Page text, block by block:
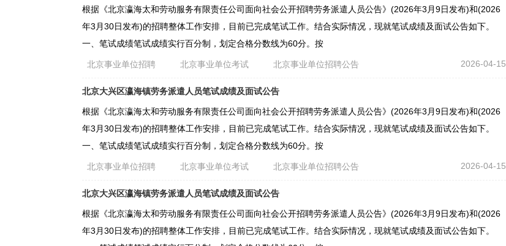
根据《北京瀛海太和劳动服务有限责任公司面向社会公开招聘劳务派遣人员公告》(2026年3月9日发布)和(2026
年3月30日发布)的招聘整体工作安排，目前已完成笔试工作。结合实际情况，现就笔试成绩及面试公告如下。
一、笔试成绩笔试成绩实行百分制，划定合格分数线为60分。按
2026-04-15
北京事业单位招聘 北京事业单位考试 北京事业单位招聘公告
北京大兴区瀛海镇劳务派遣人员笔试成绩及面试公告
根据《北京瀛海太和劳动服务有限责任公司面向社会公开招聘劳务派遣人员公告》(2026年3月9日发布)和(2026
年3月30日发布)的招聘整体工作安排，目前已完成笔试工作。结合实际情况，现就笔试成绩及面试公告如下。
一、笔试成绩笔试成绩实行百分制，划定合格分数线为60分。按
2026-04-15
北京事业单位招聘 北京事业单位考试 北京事业单位招聘公告
北京大兴区瀛海镇劳务派遣人员笔试成绩及面试公告
根据《北京瀛海太和劳动服务有限责任公司面向社会公开招聘劳务派遣人员公告》(2026年3月9日发布)和(2026
年3月30日发布)的招聘整体工作安排，目前已完成笔试工作。结合实际情况，现就笔试成绩及面试公告如下。